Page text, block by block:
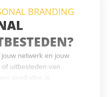
BRANDING
netwerk en jouw
uitbesteden van
goed idee is.